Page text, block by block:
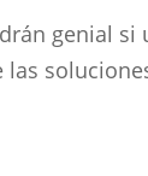
genial
soluciones